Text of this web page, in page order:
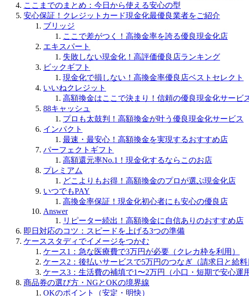
ここまでのまとめ：今日から使える安心の型
安心保証！クレジットカード現金化最優良業者をご紹介
ブリッジ
ここで差がつく！高換金率を誇る優良現金化店
エキスパート
失敗しない現金化！高評価優良店ランキング
ビックギフト
現金化で損しない！高換金率優良店ベストセレクト
いいねクレジット
高額換金はここで決まり！信頼の優良現金化サービ
88キャッシュ
プロも太鼓判！高額換金が叶う優良現金化サービス
インパクト
最速・最安心！高額換金を実現するおすすめ店
パーフェクトギフト
高額還元率No.1！現金化するならこのお店
プレミアム
どこよりもお得！高額換金のプロが選ぶ現金化店
いつでもPAY
高換金率保証！現金化初心者にも安心の優良店
Answer
リピーター続出！高額換金に自信ありのおすすめ店
即日対応のコツ：スピードを上げる3つの準備
ケーススタディでイメージをつかむ
ケース1：急な医療費で3万円が必要（クレカ枠を利用）
ケース2：後払いサービスで5万円のつなぎ（請求日と給料
ケース3：生活費の補填で1〜2万円（小口・短期で安心運用
商品券の選び方・NGとOKの境界線
OKのポイント（安定・明快）